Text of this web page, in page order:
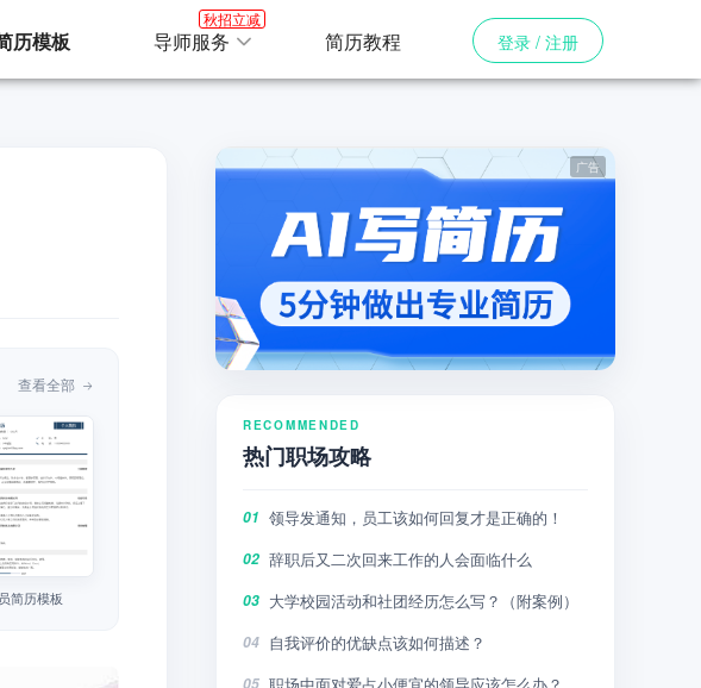
历模板 导师服务
秋招立减
简历教程 登录 / 注册
查看全部
简历模板
RECOMMENDED
热门职场攻略
01 领导发通知，员工该如何回复才是正确的！
02 辞职后又二次回来工作的人会面临什么
03 大学校园活动和社团经历怎么写？（附案例）
04 自我评价的优缺点该如何描述？
05 职场中面对爱占小便宜的领导应该怎么办？